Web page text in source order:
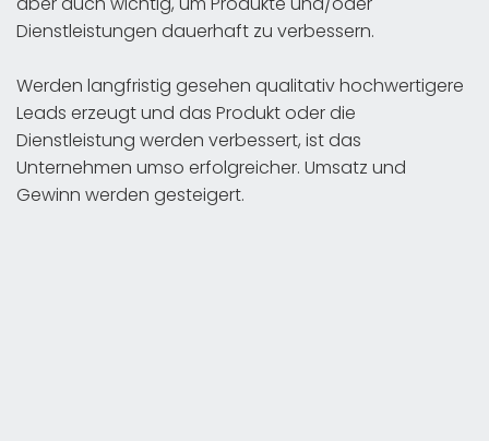
Dienstleistungen dauerhaft zu verbessern.
Werden langfristig gesehen qualitativ hochwertigere
Leads erzeugt und das Produkt oder die
Dienstleistung werden verbessert, ist das
Unternehmen umso erfolgreicher. Umsatz und
Gewinn werden gesteigert.